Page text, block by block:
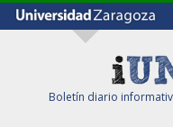
Boletín diario